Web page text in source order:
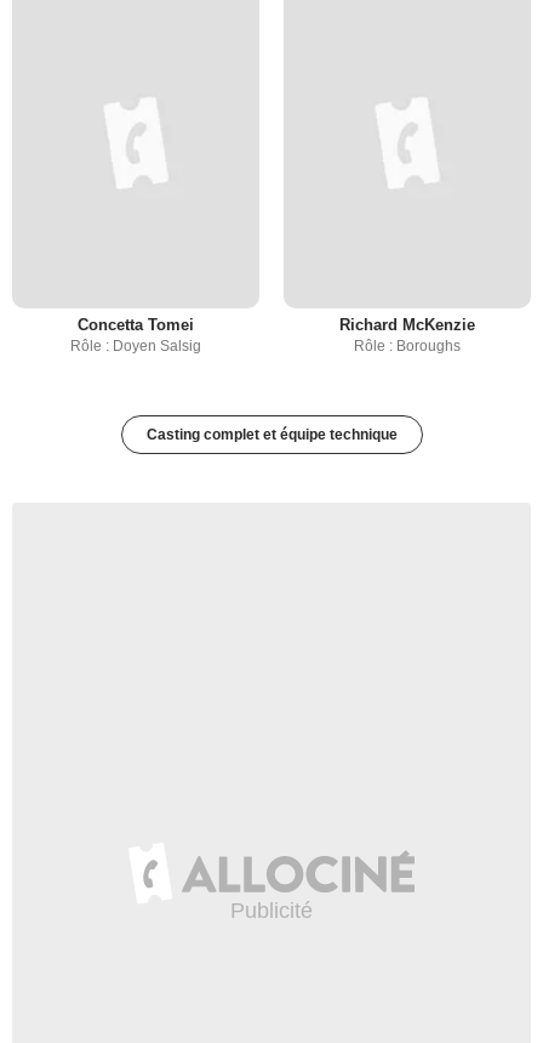
Concetta Tomei
Rôle : Doyen Salsig
Richard McKenzie
Rôle : Boroughs
Casting complet et équipe technique